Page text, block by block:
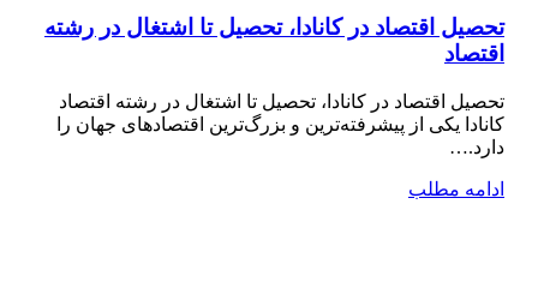
تحصیل اقتصاد در کانادا، تحصیل تا اشتغال در رشته
اقتصاد
تحصیل اقتصاد در کانادا، تحصیل تا اشتغال در رشته اقتصاد
کانادا یکی از پیشرفته‌ترین و بزرگ‌ترین اقتصادهای جهان را
دارد.…
ادامه مطلب